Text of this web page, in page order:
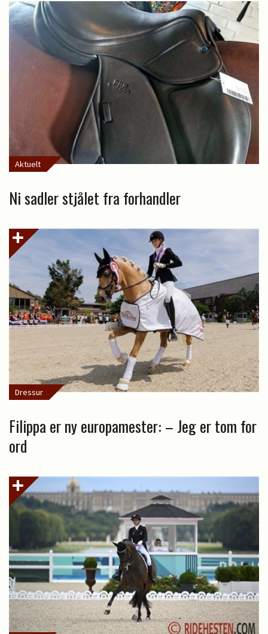
Aktuelt
Ni sadler stjålet fra forhandler
Dressur
Filippa er ny europamester: – Jeg er tom for
ord